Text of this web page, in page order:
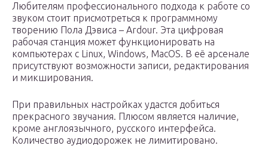
Любителям профессионального подхода к работе со
звуком стоит присмотреться к программному
творению Пола Дэвиса – Ardour. Эта цифровая
рабочая станция может функционировать на
компьютерах с Linux, Windows, MacOS. В её арсенале
присутствуют возможности записи, редактирования
и микширования.
При правильных настройках удастся добиться
прекрасного звучания. Плюсом является наличие,
кроме англоязычного, русского интерфейса.
Количество аудиодорожек не лимитировано.